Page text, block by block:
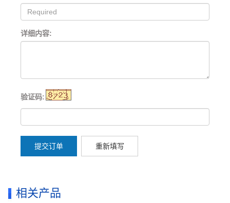
详细内容:
验证码:
提交订单 重新填写
相关产品